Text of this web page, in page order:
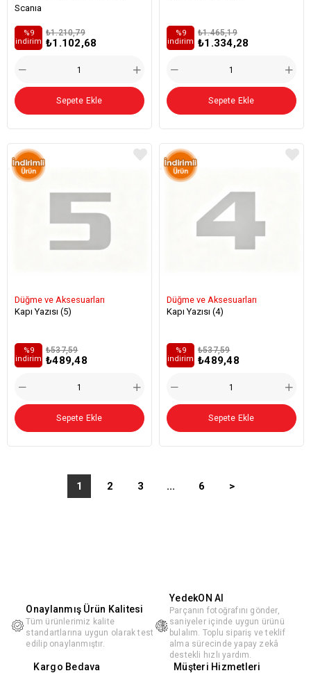
Scanıa
₺1.102,68
₺1.210,79
%9
i̇ndirim
Sepete Ekle
₺1.334,28
₺1.465,19
%9
i̇ndirim
Sepete Ekle
Düğme ve Aksesuarları
Kapı Yazısı (5)
₺489,48
₺537,59
%9
i̇ndirim
Sepete Ekle
Düğme ve Aksesuarları
Kapı Yazısı (4)
₺489,48
₺537,59
%9
i̇ndirim
Sepete Ekle
1 2 3 ... 6 >
Onaylanmış Ürün Kalitesi
Tüm ürünlerimiz kalite
standartlarına uygun olarak test
edilip onaylanmıştır.
YedekON AI
Parçanın fotoğrafını gönder,
saniyeler içinde uygun ürünü
bulalım. Toplu sipariş ve teklif
alma sürecinde yapay zekâ
destekli hızlı yardım.
Kargo Bedava Müşteri Hizmetleri